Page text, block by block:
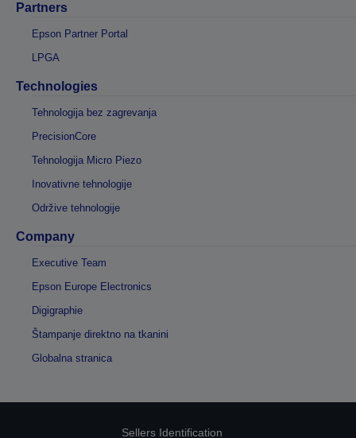
Partners
Epson Partner Portal
LPGA
Technologies
Tehnologija bez zagrevanja
PrecisionCore
Tehnologija Micro Piezo
Inovativne tehnologije
Održive tehnologije
Company
Executive Team
Epson Europe Electronics
Digigraphie
Štampanje direktno na tkanini
Globalna stranica
Sellers Identification